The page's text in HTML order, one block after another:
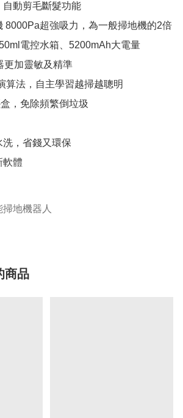
動剪毛斷髮功能
8000Pa超強吸力，為一般掃地機的2倍
電控水箱、5200mAh大電量
更加靈敏及精準
算法，自主學習越掃越聰明
，免除頻繁倒垃圾
，省錢又環保
軟體
地機器人
商品